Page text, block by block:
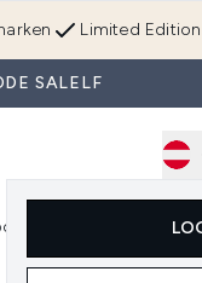
Limited
SALELF
(Haare)